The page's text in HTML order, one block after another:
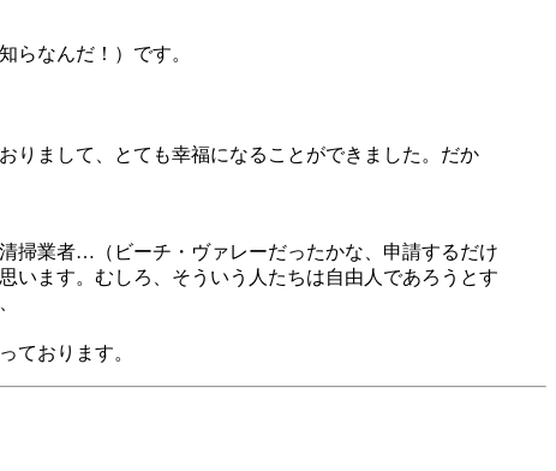
らなんだ！）です。
りまして、とても幸福になることができました。だか
掃業者…（ビーチ・ヴァレーだったかな、申請するだけ
います。むしろ、そういう人たちは自由人であろうとす
ております。